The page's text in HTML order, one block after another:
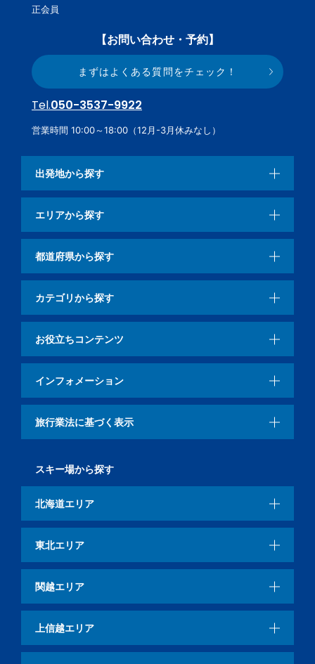
正会員
【お問い合わせ・予約】
まずはよくある質問をチェック！
Tel.050-3537-9922
営業時間 10:00～18:00（12月-3月休みなし）
出発地から探す
エリアから探す
都道府県から探す
カテゴリから探す
お役立ちコンテンツ
インフォメーション
旅行業法に基づく表示
スキー場から探す
北海道エリア
東北エリア
関越エリア
上信越エリア